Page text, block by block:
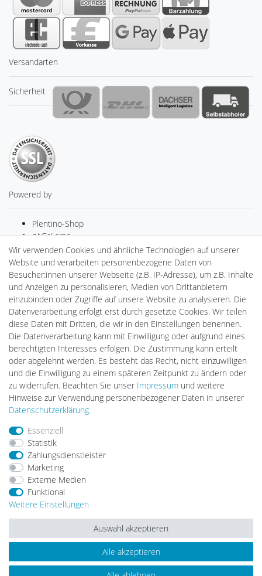
Versandarten
Sicherheit
Powered by
Plentino-Shop
gAGaLamp
Drohnenstore24
Cardanlight-Shop
Batteriespeicher
PlentiSolar
Gebrauchtlicht
Ledkauf
DEYESOLAR
Lightech Connect
CardanLight Europe
FORTIMO LEDs
LED-RETROSHOP
MeinUSB
Impressum
Barrierefreiheitserklärung
© Copyright 2026 | Alle Rechte vorbehalten.
Wir verwenden Cookies und ähnliche Technologien auf unserer
Website und verarbeiten personenbezogene Daten von
Besucher:innen unserer Webseite (z.B. IP-Adresse), um z.B. Inhalte
und Anzeigen zu personalisieren, Medien von Drittanbietern
einzubinden oder Zugriffe auf unsere Website zu analysieren. Die
Datenverarbeitung erfolgt erst durch gesetzte Cookies. Wir teilen
diese Daten mit Dritten, die wir in den Einstellungen benennen.
Die Datenverarbeitung kann mit Einwilligung oder aufgrund eines
berechtigten Interesses erfolgen. Die Zustimmung kann erteilt
oder abgelehnt werden. Es besteht das Recht, nicht einzuwilligen
und die Einwilligung zu einem späteren Zeitpunkt zu ändern oder
zu widerrufen. Beachten Sie unser Impressum und weitere
Hinweise zur Verwendung personenbezogener Daten in unserer
Daten­schutz­erklärung.
Essenziell
Statistik
Zahlungsdienstleister
Marketing
Externe Medien
Funktional
Weitere Einstellungen
Alle akzeptieren
Auswahl akzeptieren